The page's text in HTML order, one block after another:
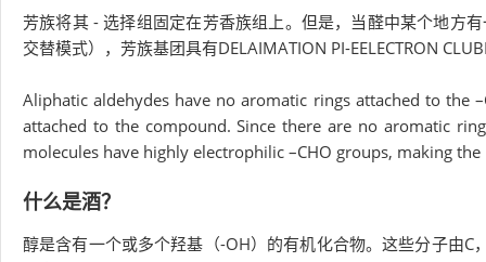
芳族将其 - 选择组固定在芳香族组上。但是，当醛中某个地方
交替模式），芳族基团具有DELAIMATION PI-EELECTRON
Aliphatic aldehydes have no aromatic rings attached to the
attached to the compound. Since there are no aromatic
molecules have highly electrophilic –CHO groups, making
什么是酒？
醇是含有一个或多个羟基（-OH）的有机化合物。这些分子由